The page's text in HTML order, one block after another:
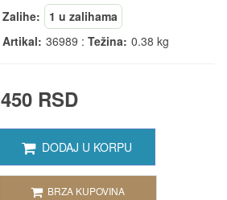
Zalihe:
1 u zalihama
Artikal: 36989 :Težina: 0.38 kg
450 RSD
DODAJ U KORPU
BRZA KUPOVINA